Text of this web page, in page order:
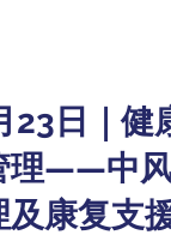
日｜健康
理——中风